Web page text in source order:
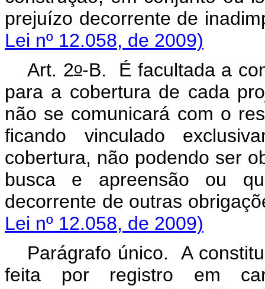
prejuízo decorrente
Lei nº 12.058, de 2009)
Art. 2o-B. É facultada a
para a cobertura de cada
não se comunicará com o
ficando vinculado
cobertura, não podendo ser
busca e apreensão ou
decorrente de outras
Lei nº 12.058, de 2009)
Parágrafo único. A
feita por registro em